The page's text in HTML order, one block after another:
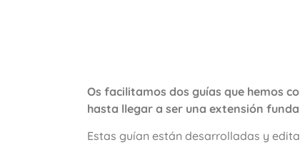
Os facilitamos dos guías que hemos
hasta llegar a ser una extensión
Estas guían están desarrolladas y